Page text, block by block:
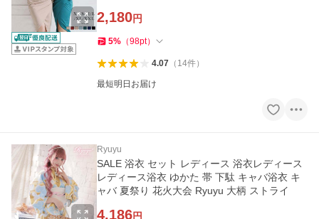
2,180円
5% （98pt）
4.07（ 14件）
最短明日お届け
Ryuyu
SALE 浴衣 セット レディース 浴衣レディース
レディース浴衣 ゆかた 帯 下駄 キャバ浴衣 キ
ャバ 夏祭り 花火大会 Ryuyu 大柄 ストライ
4,186円